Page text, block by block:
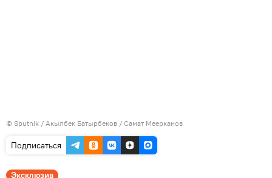
© Sputnik / Акылбек Батырбеков / Самат Меерканов
Подписаться
Эксклюзив